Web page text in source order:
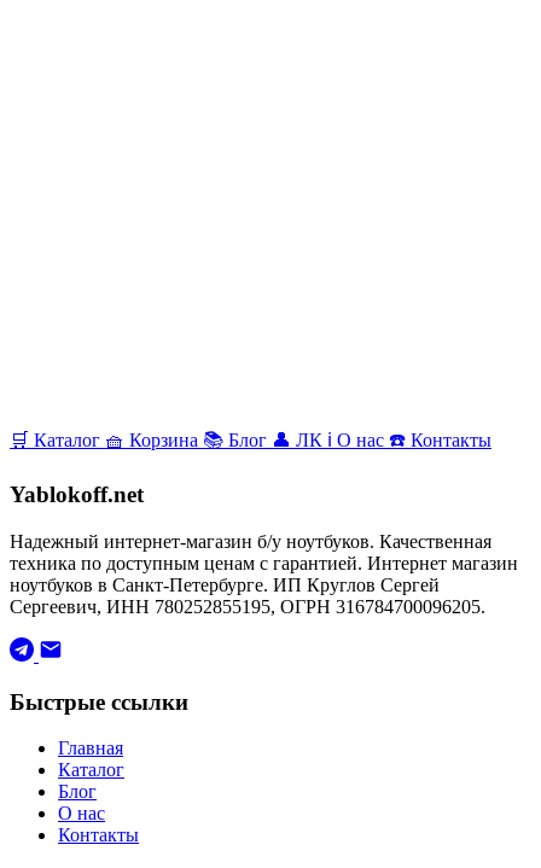
🛒 Каталог 🧺 Корзина 📚 Блог 👤 ЛК ℹ️ О нас ☎️ Контакты
Yablokoff.net
Надежный интернет-магазин б/у ноутбуков. Качественная
техника по доступным ценам с гарантией. Интернет магазин
ноутбуков в Санкт-Петербурге. ИП Круглов Сергей
Сергеевич, ИНН 780252855195, ОГРН 316784700096205.
Быстрые ссылки
Главная
Каталог
Блог
О нас
Контакты